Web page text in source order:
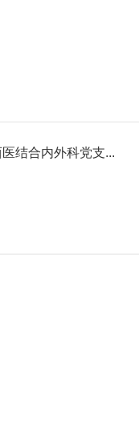
结合内外科党支...